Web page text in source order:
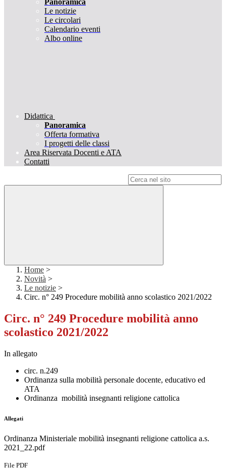
Panoramica
Le notizie
Le circolari
Calendario eventi
Albo online
Didattica
Panoramica
Offerta formativa
I progetti delle classi
Area Riservata Docenti e ATA
Contatti
Home >
Novità >
Le notizie >
Circ. n° 249 Procedure mobilità anno scolastico 2021/2022
Circ. n° 249 Procedure mobilità anno
scolastico 2021/2022
In allegato
circ. n.249
Ordinanza sulla mobilità personale docente, educativo ed
ATA
Ordinanza mobilità insegnanti religione cattolica
Allegati
Ordinanza Ministeriale mobilità insegnanti religione cattolica a.s.
2021_22.pdf
File PDF